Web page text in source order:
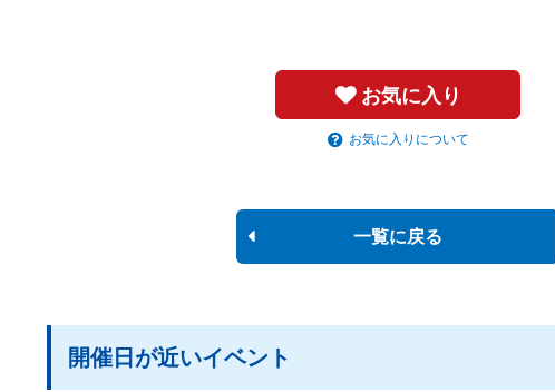
お気に入り
お気に入りについて
一覧に戻る
開催日が近いイベント